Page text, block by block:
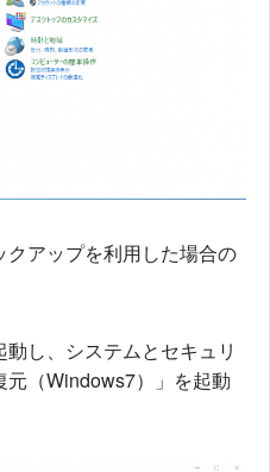
アップを利用した場合の
し、システムとセキュリ
（Windows7）」を起動